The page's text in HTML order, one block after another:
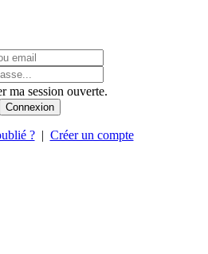
ma session ouverte.
?| Créer un compte